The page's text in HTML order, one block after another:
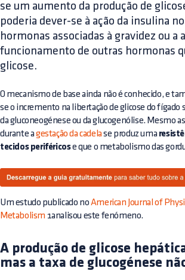
se um aumento da produção de
poderia dever-se à ação da insulina
hormonas associadas à gravidez ou a
funcionamento de outras hormonas
glicose.
O mecanismo de base ainda não é conhecido, e
se o incremento na libertação de glicose do fígado
da gluconeogénese ou da glucogenólise. Mesmo
durante a gestação da cadela se produz uma
tecidos periféricose que o metabolismo das
Um estudo publicado no American Journal of
Metabolism 1analisou este fenómeno.
A produção de glicose
mas a taxa de glucogénese